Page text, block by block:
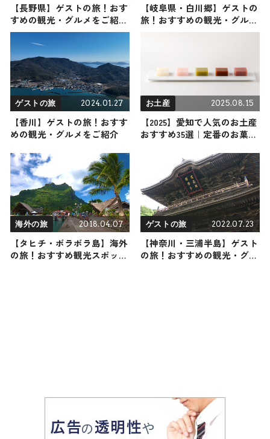
【長野県】ゲストの旅！おす
すめの観光・グルメをご紹介
2023年6月3日放送
【岐阜県・白川郷】ゲストの
旅！おすすめの観光・グルメ
ゲストの旅 2024.01.27
【香川】ゲストの旅！おすす
めの観光・グルメをご紹介
お土産 2025.08.15
【2025】愛知で人気のお土産
おすすめ35選｜定番のお菓子
まき用まで幅広く紹介
海外の旅 2018.04.07
【タヒチ・ボラボラ島】海外
の旅！おすすめ観光スポット
ゲストの旅 2022.07.23
【神奈川・三浦半島】ゲスト
の旅！おすすめの観光・グル